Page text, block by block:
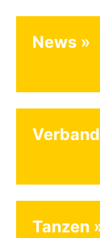
News
Verband
Tanzen